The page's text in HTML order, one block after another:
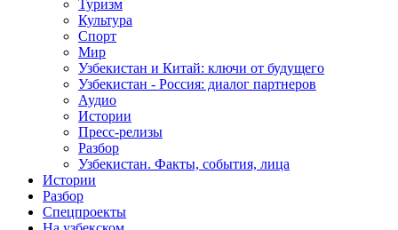
Туризм
Культура
Спорт
Мир
Узбекистан и Китай: ключи от будущего
Узбекистан - Россия: диалог партнеров
Аудио
Истории
Пресс-релизы
Разбор
Узбекистан. Факты, события, лица
Истории
Разбор
Спецпроекты